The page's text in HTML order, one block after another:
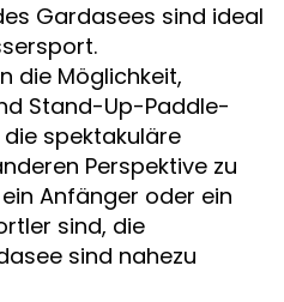
Gardasees sind ideal
die Möglichkeit,
Stand-Up-Paddle-
spektakuläre
Perspektive zu
Anfänger oder ein
sind, die
sind nahezu